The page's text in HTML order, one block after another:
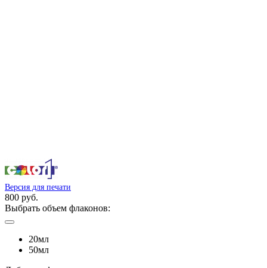
Версия для печати
800 руб.
Выбрать объем флаконов:
20мл
50мл